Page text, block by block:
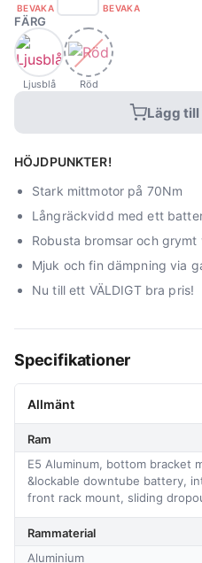
BEVAKA BEVAKA
FÄRG
Ljusblå Röd
Lägg
HÖJDPUNKTER!
Stark mittmotor på 70Nm
Långräckvidd med ett
Robusta bromsar och grymt
Mjuk och fin dämpning via
Nu till ett VÄLDIGT bra pris!
Specifikationer
Allmänt
Ram
E5 Aluminum, bottom bracket
&lockable downtube battery,
front rack mount, sliding
Rammaterial
Aluminium